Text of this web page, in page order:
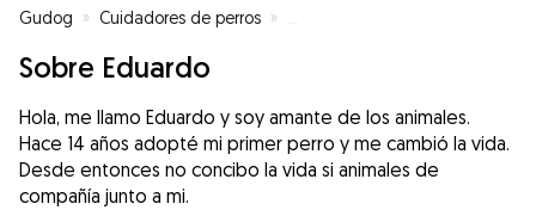
Gudog » Cuidadores de perros »
Sobre Eduardo
Hola, me llamo Eduardo y soy amante de los animales.
Hace 14 años adopté mi primer perro y me cambió la vida.
Desde entonces no concibo la vida si animales de
compañía junto a mi.